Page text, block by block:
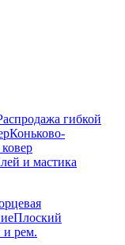
гибкой
Коньково-
и мастика
Плоский
и рем.